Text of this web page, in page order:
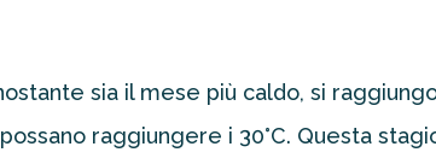
sia il mese più caldo, si
raggiungere i 30°C. Questa